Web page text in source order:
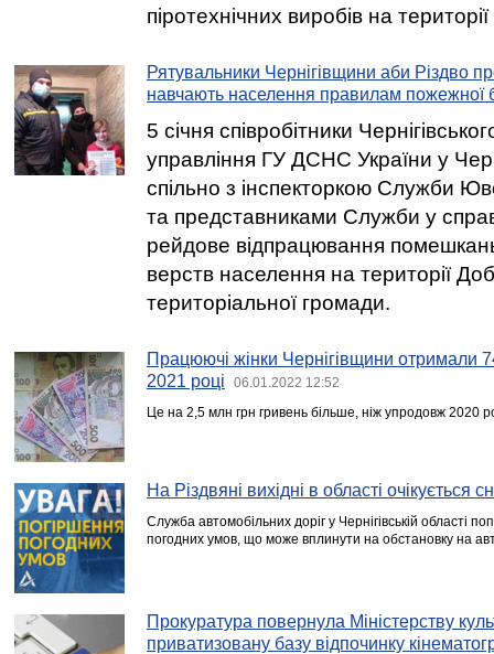
піротехнічних виробів на
Рятувальники Чернігівщини аби Різдво
навчають населення правилам пожежної
5 січня співробітники
управління ГУ ДСНС України у
спільно з інспекторкою Служби
та представниками Служби у
рейдове відпрацювання
верств населення на території
територіальної громади.
Працюючі жінки Чернігівщини отримали
2021 році
06.01.2022 12:52
Це на 2,5 млн грн гривень більше, ніж упродовж 2020
На Різдвяні вихідні в області очікується
Служба автомобільних доріг у Чернігівській області
погодних умов, що може вплинути на обстановку на
Прокуратура повернула Міністерству
приватизовану базу відпочинку